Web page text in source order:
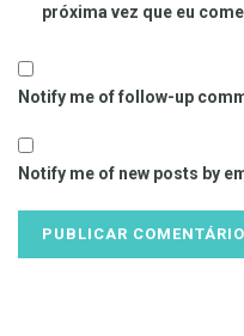
próxima vez que eu
Notify me of follow-up
Notify me of new posts by